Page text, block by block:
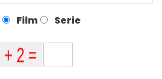
Film Serie